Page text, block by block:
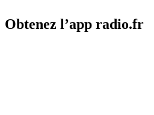
Obtenez l’app